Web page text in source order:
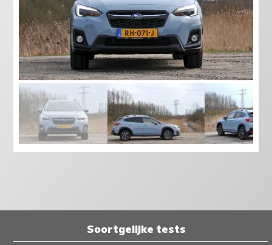
Soortgelijke tests